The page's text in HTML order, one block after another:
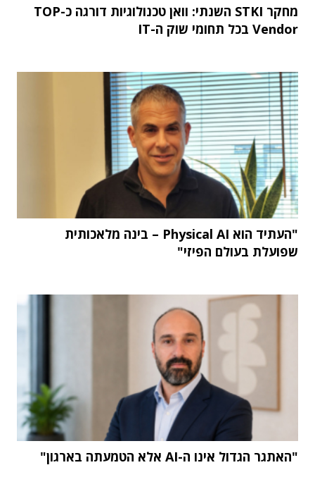
מחקר STKI השנתי: וואן טכנולוגיות דורגה כ-TOP
Vendor בכל תחומי שוק ה-IT
"העתיד הוא Physical AI – בינה מלאכותית
שפועלת בעולם הפיזי"
"האתגר הגדול אינו ה-AI אלא הטמעתה בארגון"